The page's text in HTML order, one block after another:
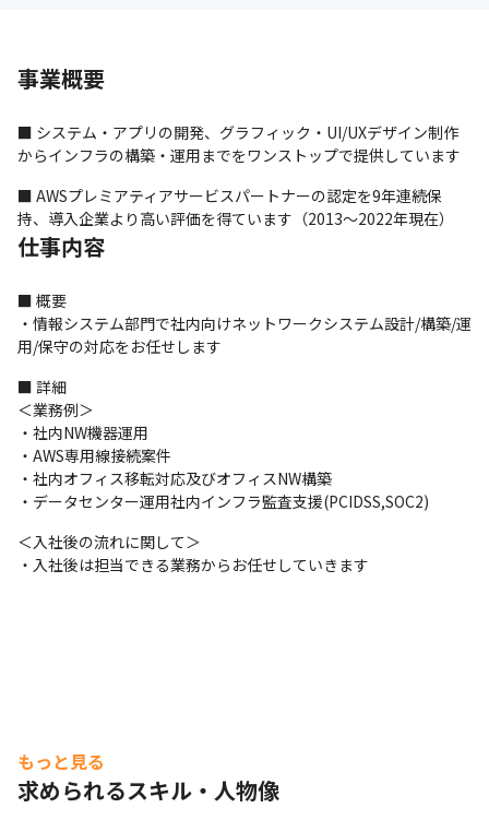
事業概要
■ システム・アプリの開発、グラフィック・UI/UXデザイン制作
からインフラの構築・運用までをワンストップで提供しています
■ AWSプレミアティアサービスパートナーの認定を9年連続保
持、導入企業より高い評価を得ています（2013～2022年現在）
仕事内容
■ 概要
・情報システム部門で社内向けネットワークシステム設計/構築/運
用/保守の対応をお任せします
■ 詳細
＜業務例＞
・社内NW機器運用
・AWS専用線接続案件
・社内オフィス移転対応及びオフィスNW構築
・データセンター運用社内インフラ監査支援(PCIDSS,SOC2)
＜入社後の流れに関して＞
・入社後は担当できる業務からお任せしていきます
もっと見る
求められるスキル・人物像